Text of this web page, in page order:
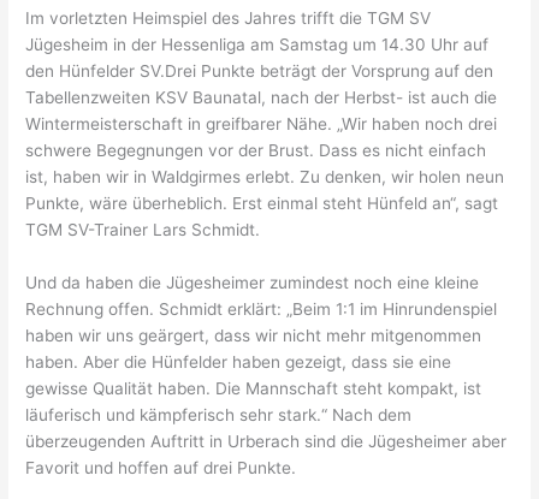
Im vorletzten Heimspiel des Jahres trifft die TGM SV
Jügesheim in der Hessenliga am Samstag um 14.30 Uhr auf
den Hünfelder SV.Drei Punkte beträgt der Vorsprung auf den
Tabellenzweiten KSV Baunatal, nach der Herbst- ist auch die
Wintermeisterschaft in greifbarer Nähe. „Wir haben noch drei
schwere Begegnungen vor der Brust. Dass es nicht einfach
ist, haben wir in Waldgirmes erlebt. Zu denken, wir holen neun
Punkte, wäre überheblich. Erst einmal steht Hünfeld an“, sagt
TGM SV-Trainer Lars Schmidt.
Und da haben die Jügesheimer zumindest noch eine kleine
Rechnung offen. Schmidt erklärt: „Beim 1:1 im Hinrundenspiel
haben wir uns geärgert, dass wir nicht mehr mitgenommen
haben. Aber die Hünfelder haben gezeigt, dass sie eine
gewisse Qualität haben. Die Mannschaft steht kompakt, ist
läuferisch und kämpferisch sehr stark.“ Nach dem
überzeugenden Auftritt in Urberach sind die Jügesheimer aber
Favorit und hoffen auf drei Punkte.